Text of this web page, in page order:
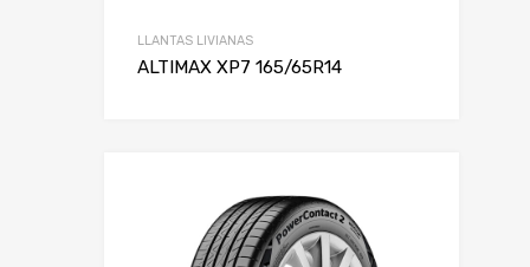
LLANTAS LIVIANAS
ALTIMAX XP7 165/65R14